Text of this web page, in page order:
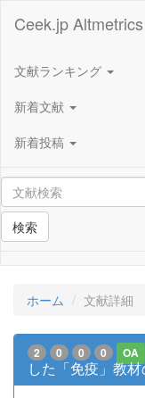
Ceek.jp
文献ランキング
新着文献
新着投稿
検索
ホーム 文献詳細
2 0 0 0 OA
した「免疫」教